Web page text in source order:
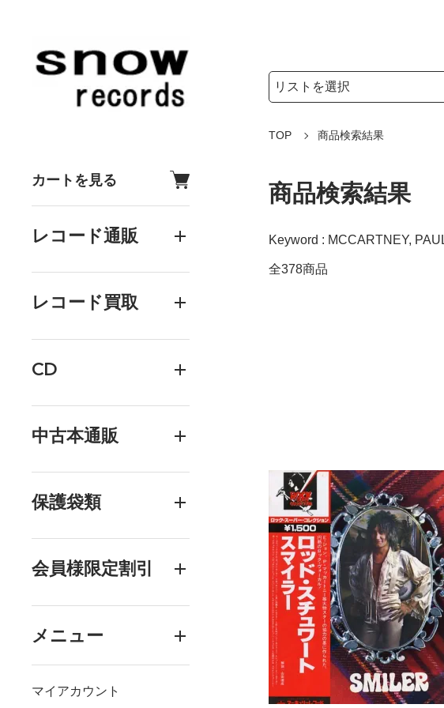
カートを見る
レコード通販
レコード買取
CD
中古本通販
保護袋類
会員様限定割引
メニュー
マイアカウント
検索リストの選択
TOP 商品検索結果
商品検索結果
Keyword : MCCARTNEY,
全378商品